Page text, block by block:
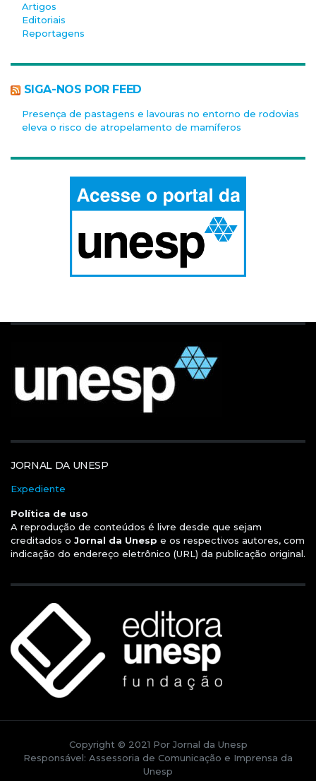
Artigos
Editoriais
Reportagens
SIGA-NOS POR FEED
Presença de pastagens e lavouras no entorno de rodovias
eleva o risco de atropelamento de mamíferos
JORNAL DA UNESP
Expediente
Política de uso
A reprodução de conteúdos é livre desde que sejam
creditados o Jornal da Unesp e os respectivos autores, com
indicação do endereço eletrônico (URL) da publicação original.
Copyright © 2021 Por Jornal da Unesp
Responsável: Assessoria de Comunicação e Imprensa da
Unesp